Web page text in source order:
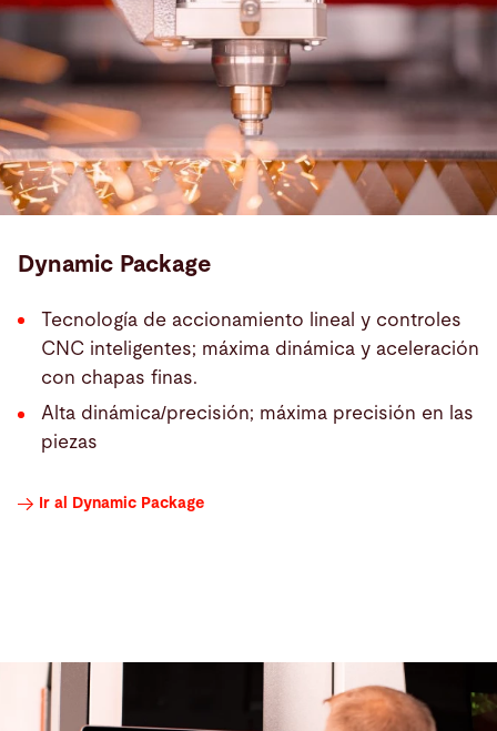
Dynamic Package
Tecnología de accionamiento lineal y controles
CNC inteligentes; máxima dinámica y aceleración
con chapas finas.
Alta dinámica/precisión; máxima precisión en las
piezas
Ir al Dynamic Package